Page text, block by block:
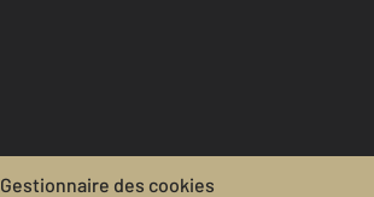
Gestionnaire des cookies